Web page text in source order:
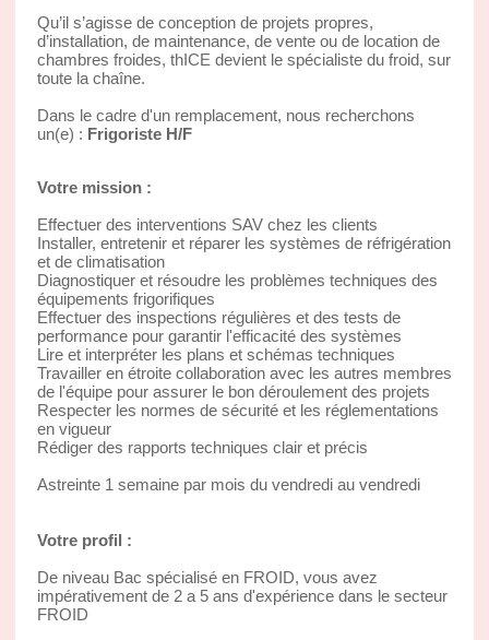
Qu’il s’agisse de conception de projets propres,
d’installation, de maintenance, de vente ou de location de
chambres froides, thICE devient le spécialiste du froid, sur
toute la chaîne.
Dans le cadre d'un remplacement, nous recherchons
un(e) : Frigoriste H/F
Votre mission :
Effectuer des interventions SAV chez les clients
Installer, entretenir et réparer les systèmes de réfrigération
et de climatisation
Diagnostiquer et résoudre les problèmes techniques des
équipements frigorifiques
Effectuer des inspections régulières et des tests de
performance pour garantir l'efficacité des systèmes
Lire et interpréter les plans et schémas techniques
Travailler en étroite collaboration avec les autres membres
de l'équipe pour assurer le bon déroulement des projets
Respecter les normes de sécurité et les réglementations
en vigueur
Rédiger des rapports techniques clair et précis
Astreinte 1 semaine par mois du vendredi au vendredi
Votre profil :
De niveau Bac spécialisé en FROID, vous avez
impérativement de 2 a 5 ans d'expérience dans le secteur
FROID